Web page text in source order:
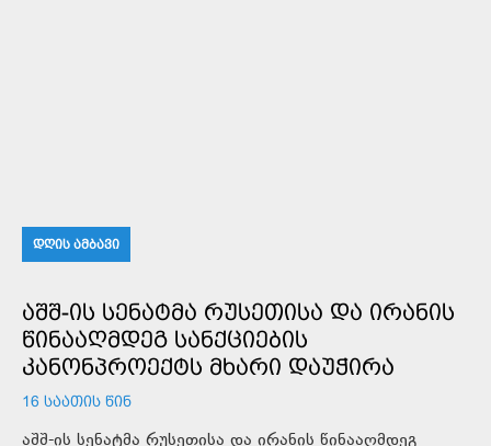
ᲓᲦᲘᲡ ᲐᲛᲑᲐᲕᲘ
ᲐᲨᲨ-ᲘᲡ ᲡᲔᲜᲐᲢᲛᲐ ᲠᲣᲡᲔᲗᲘᲡᲐ ᲓᲐ ᲘᲠᲐᲜᲘᲡ
ᲬᲘᲜᲐᲐᲦᲛᲓᲔᲒ ᲡᲐᲜᲥᲪᲘᲔᲑᲘᲡ
ᲙᲐᲜᲝᲜᲞᲠᲝᲔᲥᲢᲡ ᲛᲮᲐᲠᲘ ᲓᲐᲣᲭᲘᲠᲐ
16 ᲡᲐᲐᲗᲘᲡ ᲬᲘᲜ
აშშ-ის სენატმა რუსეთისა და ირანის წინააღმდეგ